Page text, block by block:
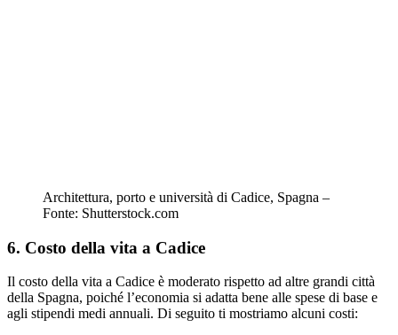
Architettura, porto e università di Cadice, Spagna –
Fonte: Shutterstock.com
6. Costo della vita a Cadice
Il costo della vita a Cadice è moderato rispetto ad altre grandi città
della Spagna, poiché l’economia si adatta bene alle spese di base e
agli stipendi medi annuali. Di seguito ti mostriamo alcuni costi: